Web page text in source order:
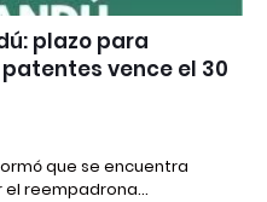
plazo para
vence el 30
que se encuentra
el reempadrona…